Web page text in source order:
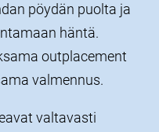
pöydän puolta ja
häntä.
outplacement
valmennus.
valtavasti